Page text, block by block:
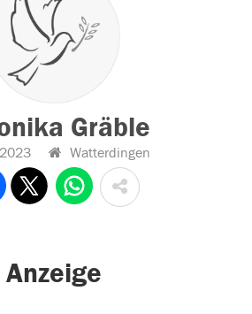
Gräble
Watterdingen
Anzeige